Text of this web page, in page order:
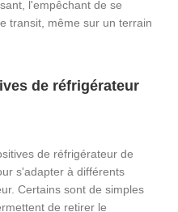
l'empêchant de se
transit, même sur un terrain
de réfrigérateur
de réfrigérateur de
s'adapter à différents
Certains sont de simples
de retirer le